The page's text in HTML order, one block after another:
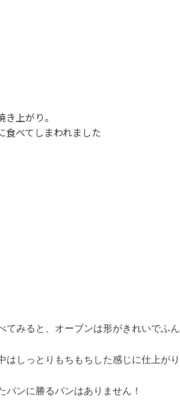
上がり。
食べてしまわれました
てみると、オーブンは形がきれいでふん
しっとりもちもちした感じに仕上がり
ンに勝るパンはありません！